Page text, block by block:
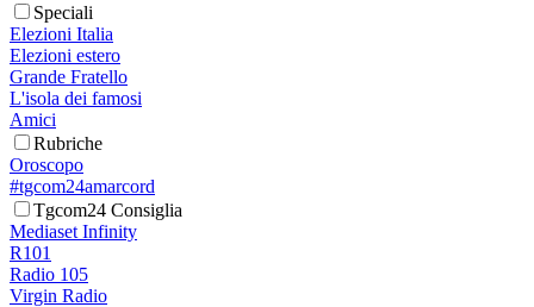
Speciali
Elezioni Italia
Elezioni estero
Grande Fratello
L'isola dei famosi
Amici
Rubriche
Oroscopo
#tgcom24amarcord
Tgcom24 Consiglia
Mediaset Infinity
R101
Radio 105
Virgin Radio